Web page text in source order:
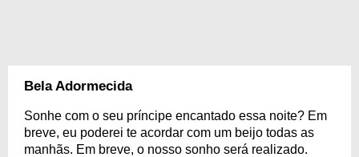
Bela Adormecida
Sonhe com o seu príncipe encantado essa noite? Em
breve, eu poderei te acordar com um beijo todas as
manhãs. Em breve, o nosso sonho será realizado.